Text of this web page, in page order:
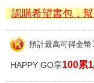
認購希望書包，
預計最高可得金幣
HAPPY GO享100累